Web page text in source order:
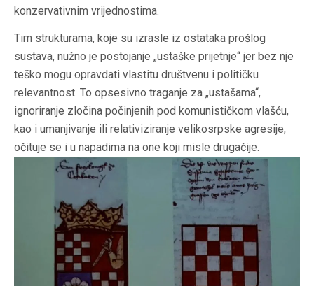
konzervativnim vrijednostima.
Tim strukturama, koje su izrasle iz ostataka prošlog
sustava, nužno je postojanje „ustaške prijetnje“ jer bez nje
teško mogu opravdati vlastitu društvenu i političku
relevantnost. To opsesivno traganje za „ustašama“,
ignoriranje zločina počinjenih pod komunističkom vlašću,
kao i umanjivanje ili relativiziranje velikosrpske agresije,
očituje se i u napadima na one koji misle drugačije.